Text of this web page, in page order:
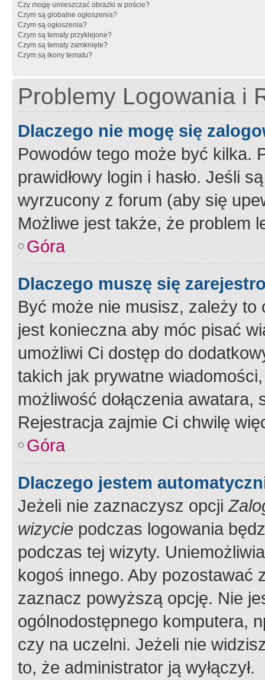
Czy mogę umieszczać obrazki w poście?
Czym są globalne ogłoszenia?
Czym są ogłoszenia?
Czym są tematy przyklejone?
Czym są tematy zamknięte?
Czym są ikony tematu?
Problemy Logowania i
Dlaczego nie mogę się
Powodów tego może być kilka.
prawidłowy login i hasło. Jeśli
wyrzucony z forum (aby się
Możliwe jest także, że problem
Góra
Dlaczego muszę się
Być może nie musisz, zależy
jest konieczna aby móc pisać
umożliwi Ci dostęp do
takich jak prywatne
możliwość dołączenia
Rejestracja zajmie Ci chwilę
Góra
Dlaczego jestem
Jeżeli nie zaznaczysz opcji
wizycie podczas logowania
podczas tej wizyty.
kogoś innego. Aby pozostawać
zaznacz powyższą opcję. Nie
ogólnodostępnego komputera,
czy na uczelni. Jeżeli nie
to, że administrator ją wyłączył.